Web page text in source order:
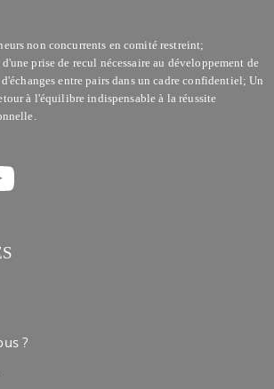
non concurrents en comité restreint;
prise de recul nécessaire au développement de
entre pairs dans un cadre confidentiel; Un
à l'équilibre indispensable à la réussite
?